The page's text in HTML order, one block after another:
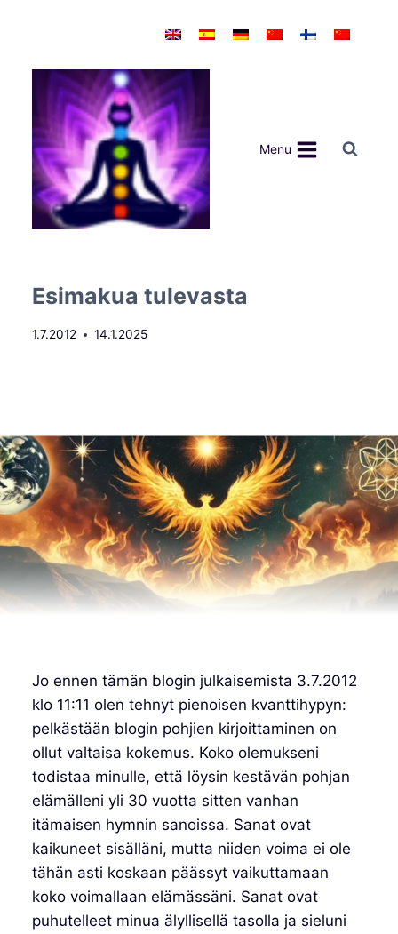
Menu
Esimakua tulevasta
1.7.2012 14.1.2025
Jo ennen tämän blogin julkaisemista 3.7.2012
klo 11:11 olen tehnyt pienoisen kvanttihypyn:
pelkästään blogin pohjien kirjoittaminen on
ollut valtaisa kokemus. Koko olemukseni
todistaa minulle, että löysin kestävän pohjan
elämälleni yli 30 vuotta sitten vanhan
itämaisen hymnin sanoissa. Sanat ovat
kaikuneet sisälläni, mutta niiden voima ei ole
tähän asti koskaan päässyt vaikuttamaan
koko voimallaan elämässäni. Sanat ovat
puhutelleet minua älyllisellä tasolla ja sieluni